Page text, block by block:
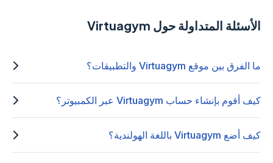
الأسئلة المتداولة حول Virtuagym
ما الفرق بين موقع Virtuagym والتطبيقات؟
كيف أقوم بإنشاء حساب Virtuagym عبر الكمبيوتر؟
كيف أضع Virtuagym باللغة الهولندية؟